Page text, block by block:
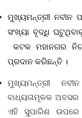
ମୁଖ୍ୟମନ୍ତ୍ରୀ ନବୀନ
ସଂଖ୍ୟା ବୃଦ୍ଧି
କଟକ ମହାନଗର
ପ୍ରଦାନ କରିଛନ୍ତି ।
ମୁଖ୍ୟମନ୍ତ୍ରୀ
ବାଧ୍ୟତାମୂଳକ
ଏହି ସୁପାରିଶ ଉପରେ